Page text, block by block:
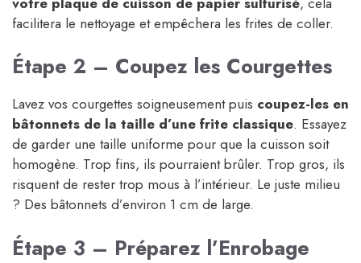
facilitera le nettoyage et empêchera les frites de coller.
Étape 2 – Coupez les Courgettes
Lavez vos courgettes soigneusement puis coupez-les en
bâtonnets de la taille d’une frite classique. Essayez
de garder une taille uniforme pour que la cuisson soit
homogène. Trop fins, ils pourraient brûler. Trop gros, ils
risquent de rester trop mous à l’intérieur. Le juste milieu
? Des bâtonnets d’environ 1 cm de large.
Étape 3 – Préparez l’Enrobage